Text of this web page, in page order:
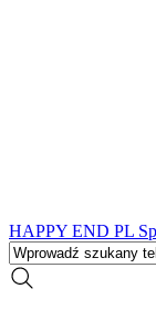
HAPPY END PL